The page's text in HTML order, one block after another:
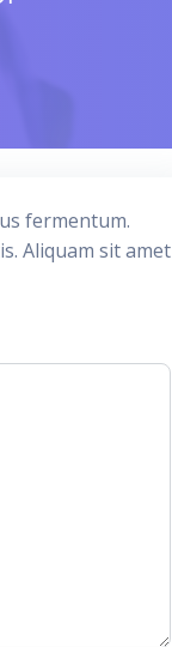
fermentum.
Aliquam sit amet